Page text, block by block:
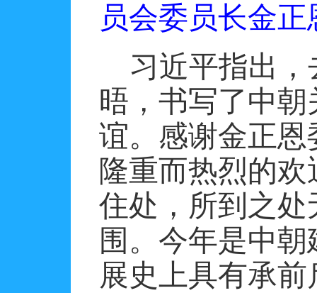
员会委员长金
习近平指出
晤，书写了中
谊。感谢金正
隆重而热烈的
住处，所到之
围。今年是中朝
展史上具有承